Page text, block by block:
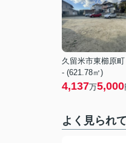
久留米市東櫛原町
- (621.78㎡)
4,137万5,000
よく見られ